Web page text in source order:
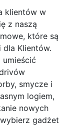
klientów w
z naszą
które są
dla Klientów.
smycze i
logiem,
nowych
gadżet